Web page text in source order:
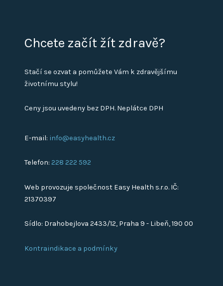
Chcete začít žít zdravě?
Stačí se ozvat a pomůžete Vám k zdravějšímu
životnímu stylu!
Ceny jsou uvedeny bez DPH. Neplátce DPH
E-mail: info@easyhealth.cz
Telefon:228 222 592
Web provozuje společnost Easy Health s.r.o. IČ:
21370397
Sídlo: Drahobejlova 2433/12, Praha 9 - Libeň, 190 00
Kontraindikace a podmínky